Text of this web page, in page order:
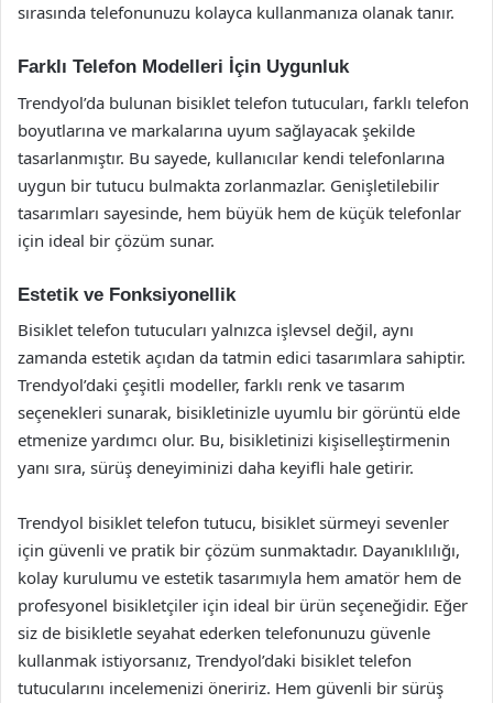
sırasında telefonunuzu kolayca kullanmanıza olanak tanır.
Farklı Telefon Modelleri İçin Uygunluk
Trendyol’da bulunan bisiklet telefon tutucuları, farklı telefon
boyutlarına ve markalarına uyum sağlayacak şekilde
tasarlanmıştır. Bu sayede, kullanıcılar kendi telefonlarına
uygun bir tutucu bulmakta zorlanmazlar. Genişletilebilir
tasarımları sayesinde, hem büyük hem de küçük telefonlar
için ideal bir çözüm sunar.
Estetik ve Fonksiyonellik
Bisiklet telefon tutucuları yalnızca işlevsel değil, aynı
zamanda estetik açıdan da tatmin edici tasarımlara sahiptir.
Trendyol’daki çeşitli modeller, farklı renk ve tasarım
seçenekleri sunarak, bisikletinizle uyumlu bir görüntü elde
etmenize yardımcı olur. Bu, bisikletinizi kişiselleştirmenin
yanı sıra, sürüş deneyiminizi daha keyifli hale getirir.
Trendyol bisiklet telefon tutucu, bisiklet sürmeyi sevenler
için güvenli ve pratik bir çözüm sunmaktadır. Dayanıklılığı,
kolay kurulumu ve estetik tasarımıyla hem amatör hem de
profesyonel bisikletçiler için ideal bir ürün seçeneğidir. Eğer
siz de bisikletle seyahat ederken telefonunuzu güvenle
kullanmak istiyorsanız, Trendyol’daki bisiklet telefon
tutucularını incelemenizi öneririz. Hem güvenli bir sürüş